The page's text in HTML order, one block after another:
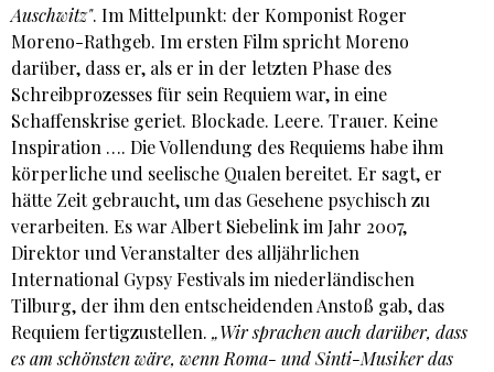
Auschwitz". Im Mittelpunkt: der Komponist Roger
Moreno-Rathgeb. Im ersten Film spricht Moreno
darüber, dass er, als er in der letzten Phase des
Schreibprozesses für sein Requiem war, in eine
Schaffenskrise geriet. Blockade. Leere. Trauer. Keine
Inspiration …. Die Vollendung des Requiems habe ihm
körperliche und seelische Qualen bereitet. Er sagt, er
hätte Zeit gebraucht, um das Gesehene psychisch zu
verarbeiten. Es war Albert Siebelink im Jahr 2007,
Direktor und Veranstalter des alljährlichen
International Gypsy Festivals im niederländischen
Tilburg, der ihm den entscheidenden Anstoß gab, das
Requiem fertigzustellen. „Wir sprachen auch darüber, dass
es am schönsten wäre, wenn Roma- und Sinti-Musiker das